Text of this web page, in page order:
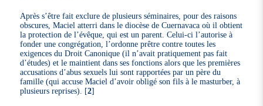
Après s’être fait exclure de plusieurs séminaires, pour des raisons
obscures, Maciel atterri dans le diocèse de Cuernavaca où il obtient
la protection de l’évêque, qui est un parent. Celui-ci l’autorise à
fonder une congrégation, l’ordonne prêtre contre toutes les
exigences du Droit Canonique (il n’avait pratiquement pas fait
d’études) et le maintient dans ses fonctions alors que les premières
accusations d’abus sexuels lui sont rapportées par un père du
famille (qui accuse Maciel d’avoir obligé son fils à le masturber, à
plusieurs reprises).
[2]